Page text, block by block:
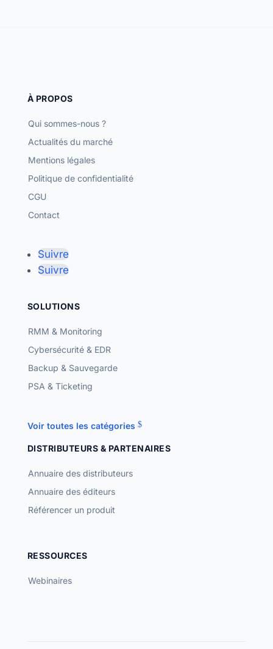
À PROPOS
Qui sommes-nous ?
Actualités du marché
Mentions légales
Politique de confidentialité
CGU
Contact
Suivre
Suivre
SOLUTIONS
RMM & Monitoring
Cybersécurité & EDR
Backup & Sauvegarde
PSA & Ticketing
Voir toutes les catégories
DISTRIBUTEURS & PARTENAIRES
Annuaire des distributeurs
Annuaire des éditeurs
Référencer un produit
RESSOURCES
Webinaires